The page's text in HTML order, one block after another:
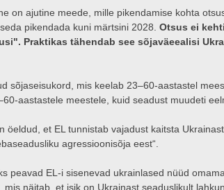
on ajutine meede, mille pikendamise kohta
pikendada kuni märtsini 2028. Otsus ei
Praktikas tähendab see sõjaväeealisi
sõjaseisukord, mis keelab 23–60-aastastel
aastastele meestele, kuid seadust muudeti
öeldud, et EL tunnistab vajadust kaitsta
agressioonisõja eest“.
peavad EL-i sisenevad ukrainlased nüüd
mis näitab, et isik on Ukrainast seaduslikult